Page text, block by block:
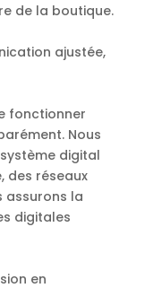
de la boutique.
ajustée,
fonctionner
Nous
digital
des réseaux
assurons la
digitales
en